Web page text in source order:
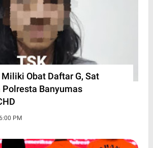
Obat Daftar G, Sat
Polresta Banyumas
PM